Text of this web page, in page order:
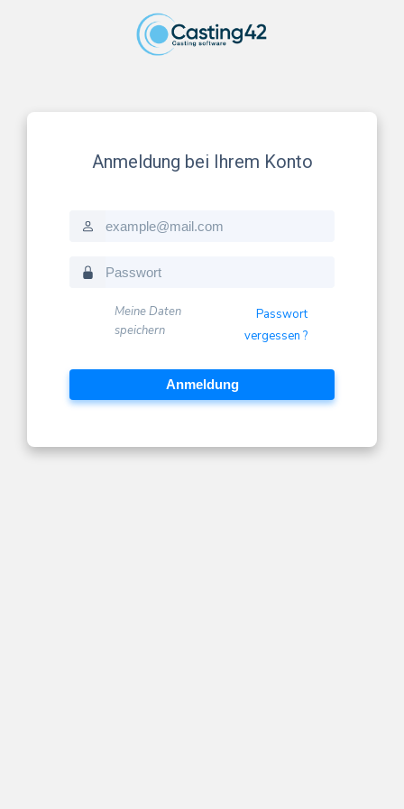
Anmeldung bei Ihrem Konto
E-Mail
Passwort
Meine Daten
speichern
Passwort
vergessen ?